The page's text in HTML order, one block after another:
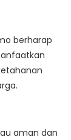
berharap
aman dan